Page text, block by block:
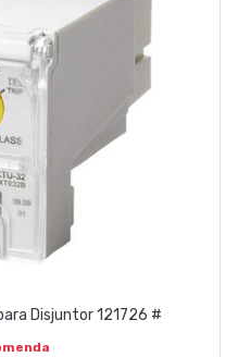
Disjuntor 121726 #